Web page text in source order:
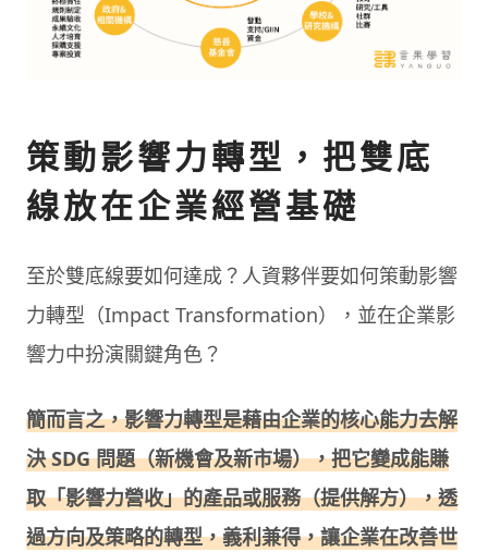
策動影響力轉型，把雙底
線放在企業經營基礎
至於雙底線要如何達成？人資夥伴要如何策動影響
力轉型（Impact Transformation），並在企業影
響力中扮演關鍵角色？
簡而言之，影響力轉型是藉由企業的核心能力去解
決 SDG 問題（新機會及新市場），把它變成能賺
取「影響力營收」的產品或服務（提供解方），透
過方向及策略的轉型，義利兼得，讓企業在改善世